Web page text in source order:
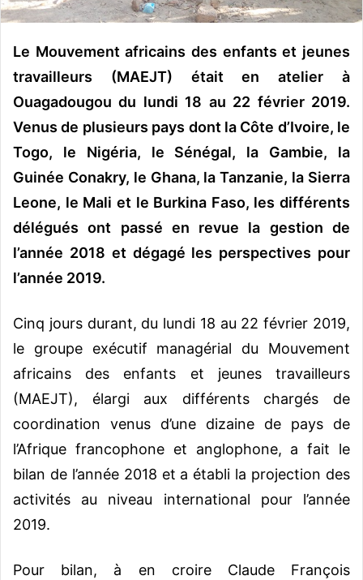
u
r
e
l
Le Mouvement africains des enfants et jeunes
travailleurs (MAEJT) était en atelier à
Ouagadougou du lundi 18 au 22 février 2019.
Venus de plusieurs pays dont la Côte d’Ivoire, le
Togo, le Nigéria, le Sénégal, la Gambie, la
Guinée Conakry, le Ghana, la Tanzanie, la Sierra
Leone, le Mali et le Burkina Faso, les différents
délégués ont passé en revue la gestion de
l’année 2018 et dégagé les perspectives pour
l’année 2019.
Cinq jours durant, du lundi 18 au 22 février 2019,
le groupe exécutif managérial du Mouvement
africains des enfants et jeunes travailleurs
(MAEJT), élargi aux différents chargés de
coordination venus d’une dizaine de pays de
l’Afrique francophone et anglophone, a fait le
bilan de l’année 2018 et a établi la projection des
activités au niveau international pour l’année
2019.
Pour bilan, à en croire Claude François